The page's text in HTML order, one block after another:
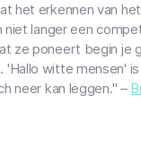
het erkennen van
niet langer een
ze poneert begin je
'Hallo witte mensen'
neer kan leggen." –